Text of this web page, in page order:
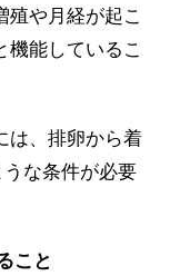
殖や月経が起こ
機能しているこ
は、排卵から着
な条件が必要
こと